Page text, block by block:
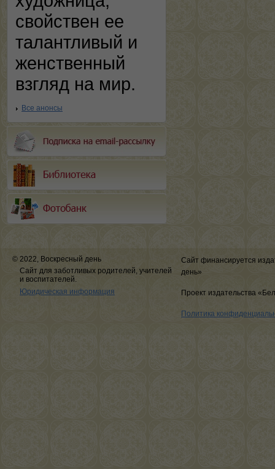
свойствен ее
талантливый и
женственный
взгляд на мир.
Все анонсы
© 2022, Воскресный день
Сайт для заботливых родителей, учителей
и воспитателей.
Юридическая информация
Сайт финансируется
день»
Проект издательства
Политика